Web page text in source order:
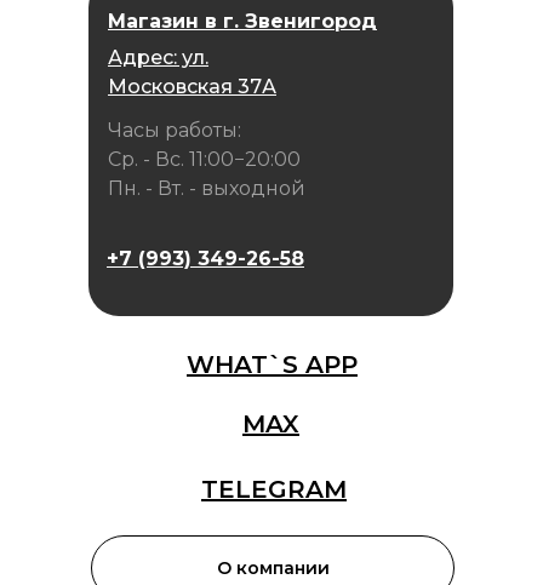
О компании
MAX
TELEGRAM
WHAT`S APP
Часы работы:
Ср. - Вс. 11:00−20:00
Пн. - Вт. - выходной
Магазин в г. Звенигород
Адрес: ул.
Московская 37А
+7 (993) 349-26-58